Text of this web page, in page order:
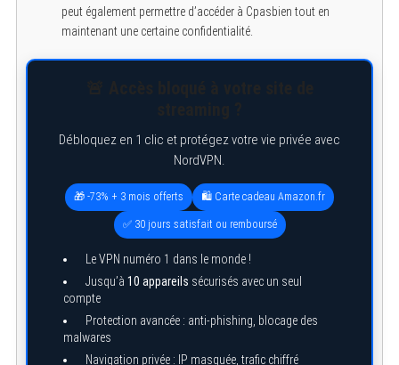
peut également permettre d’accéder à Cpasbien tout en
maintenant une certaine confidentialité.
Débloquez en 1 clic et protégez votre vie privée avec
NordVPN.
🎁 -73% + 3 mois offerts 🛍️ Carte cadeau Amazon.fr
✅ 30 jours satisfait ou remboursé
Le VPN numéro 1 dans le monde !
Jusqu’à 10 appareils sécurisés avec un seul
compte
Protection avancée : anti-phishing, blocage des
malwares
Navigation privée : IP masquée, trafic chiffré
c
h
o